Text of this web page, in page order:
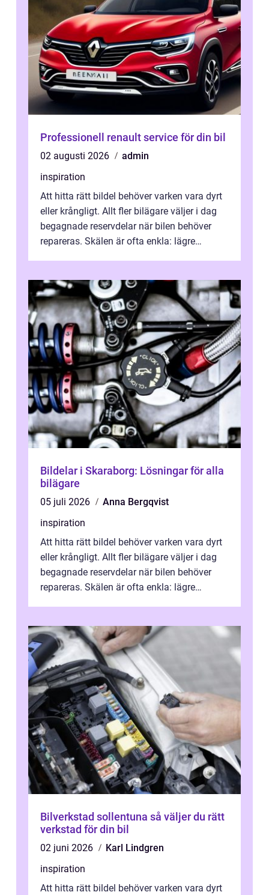
Professionell renault service för din bil
02 augusti 2026
admin
inspiration
Att hitta rätt bildel behöver varken vara dyrt
eller krångligt. Allt fler bilägare väljer i dag
begagnade reservdelar när bilen behöver
repareras. Skälen är ofta enkla: lägre
Bildelar i Skaraborg: Lösningar för alla
bilägare
05 juli 2026
Anna Bergqvist
inspiration
Att hitta rätt bildel behöver varken vara dyrt
eller krångligt. Allt fler bilägare väljer i dag
begagnade reservdelar när bilen behöver
repareras. Skälen är ofta enkla: lägre
Bilverkstad sollentuna så väljer du rätt
verkstad för din bil
02 juni 2026
Karl Lindgren
inspiration
Att hitta rätt bildel behöver varken vara dyrt